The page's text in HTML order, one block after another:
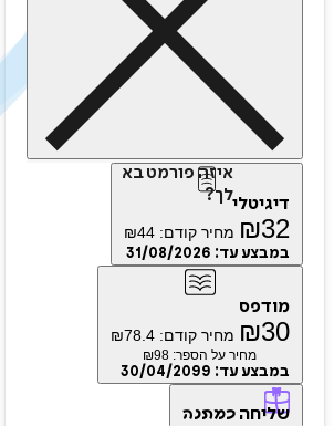
איזה פורמט בא
לך?דיגיטלי
₪32 מחיר קודם: ₪44
במבצע עד: 31/08/2026
מודפס
₪30 מחיר קודם: ₪78.4
מחיר על הספר: ₪ 98
במבצע עד: 30/04/2099
שליחהכמתנה